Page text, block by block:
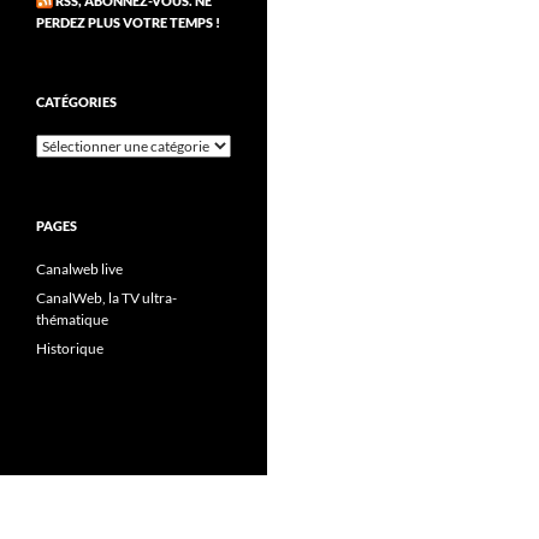
PERDEZ PLUS VOTRE TEMPS !
CATÉGORIES
Catégories
PAGES
Canalweb live
CanalWeb, la TV ultra-
thématique
Historique